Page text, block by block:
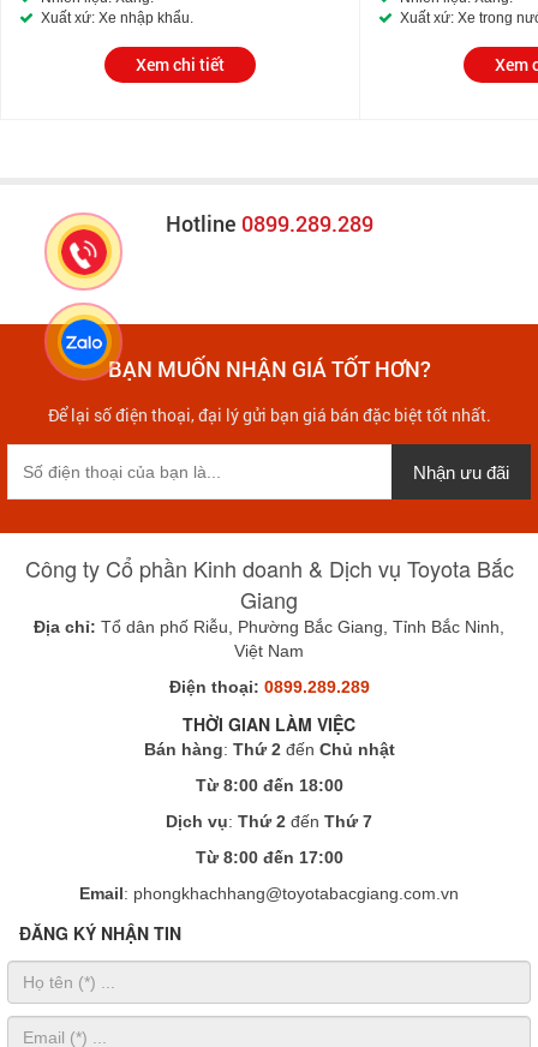
Xuất xứ: Xe nhập khẩu.
Xem chi tiết
Xuất xứ: Xe trong
Xem
Hotline 0899.289.289
BẠN MUỐN NHẬN GIÁ TỐT HƠN?
Để lại số điện thoại, đại lý gửi bạn giá bán đặc biệt tốt nhất.
Nhận ưu đãi
Công ty Cổ phần Kinh doanh & Dịch vụ Toyota Bắc
Giang
Địa chỉ: Tổ dân phố Riễu, Phường Bắc Giang, Tỉnh Bắc Ninh,
Việt Nam
Điện thoại: 0899.289.289
THỜI GIAN LÀM VIỆC
Bán hàng: Thứ 2đến Chủ nhật
Từ 8:00 đến 18:00
Dịch vụ: Thứ 2 đến Thứ 7
Từ 8:00 đến 17:00
Email: phongkhachhang@toyotabacgiang.com.vn
ĐĂNG KÝ NHẬN TIN